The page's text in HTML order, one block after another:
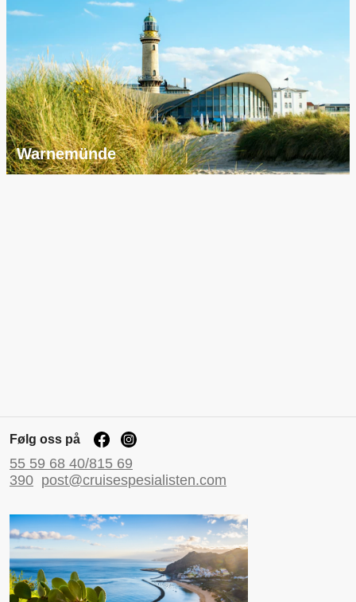
Warnemünde
Følg oss på
55 59 68 40/815 69
390 post@cruisespesialisten.com